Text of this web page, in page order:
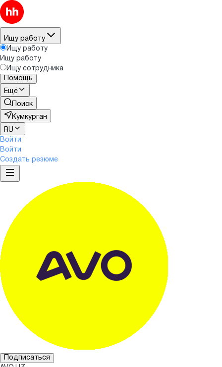
Ищу работу
Ищу работу
Ищу работу
Ищу сотрудника
Помощь
Ещё
Поиск
Кумкурган
RU
Войти
Войти
Создать резюме
Подписаться